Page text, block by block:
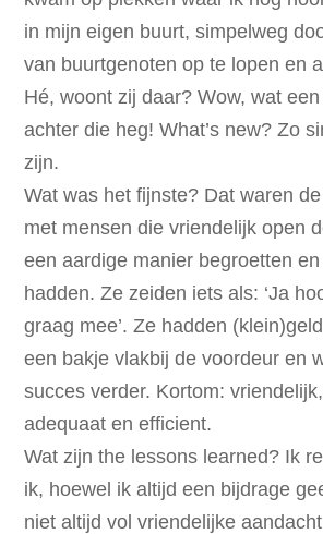
in mijn eigen buurt, simpelweg
van buurtgenoten op te lopen en
Hé, woont zij daar? Wow, wat
achter die heg! What’s new? Zo
zijn.
Wat was het fijnste? Dat waren
met mensen die vriendelijk open
een aardige manier begroetten
hadden. Ze zeiden iets als: ‘Ja
graag mee’. Ze hadden
een bakje vlakbij de voordeur en
succes verder. Kortom:
adequaat en efficient.
Wat zijn the lessons learned? Ik
ik, hoewel ik altijd een bijdrage
niet altijd vol vriendelijke